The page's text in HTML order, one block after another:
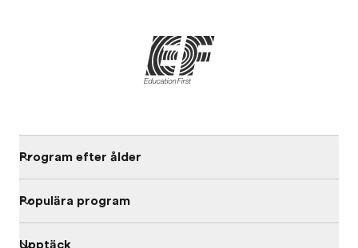
Program efter ålder
Populära program
Upptäck